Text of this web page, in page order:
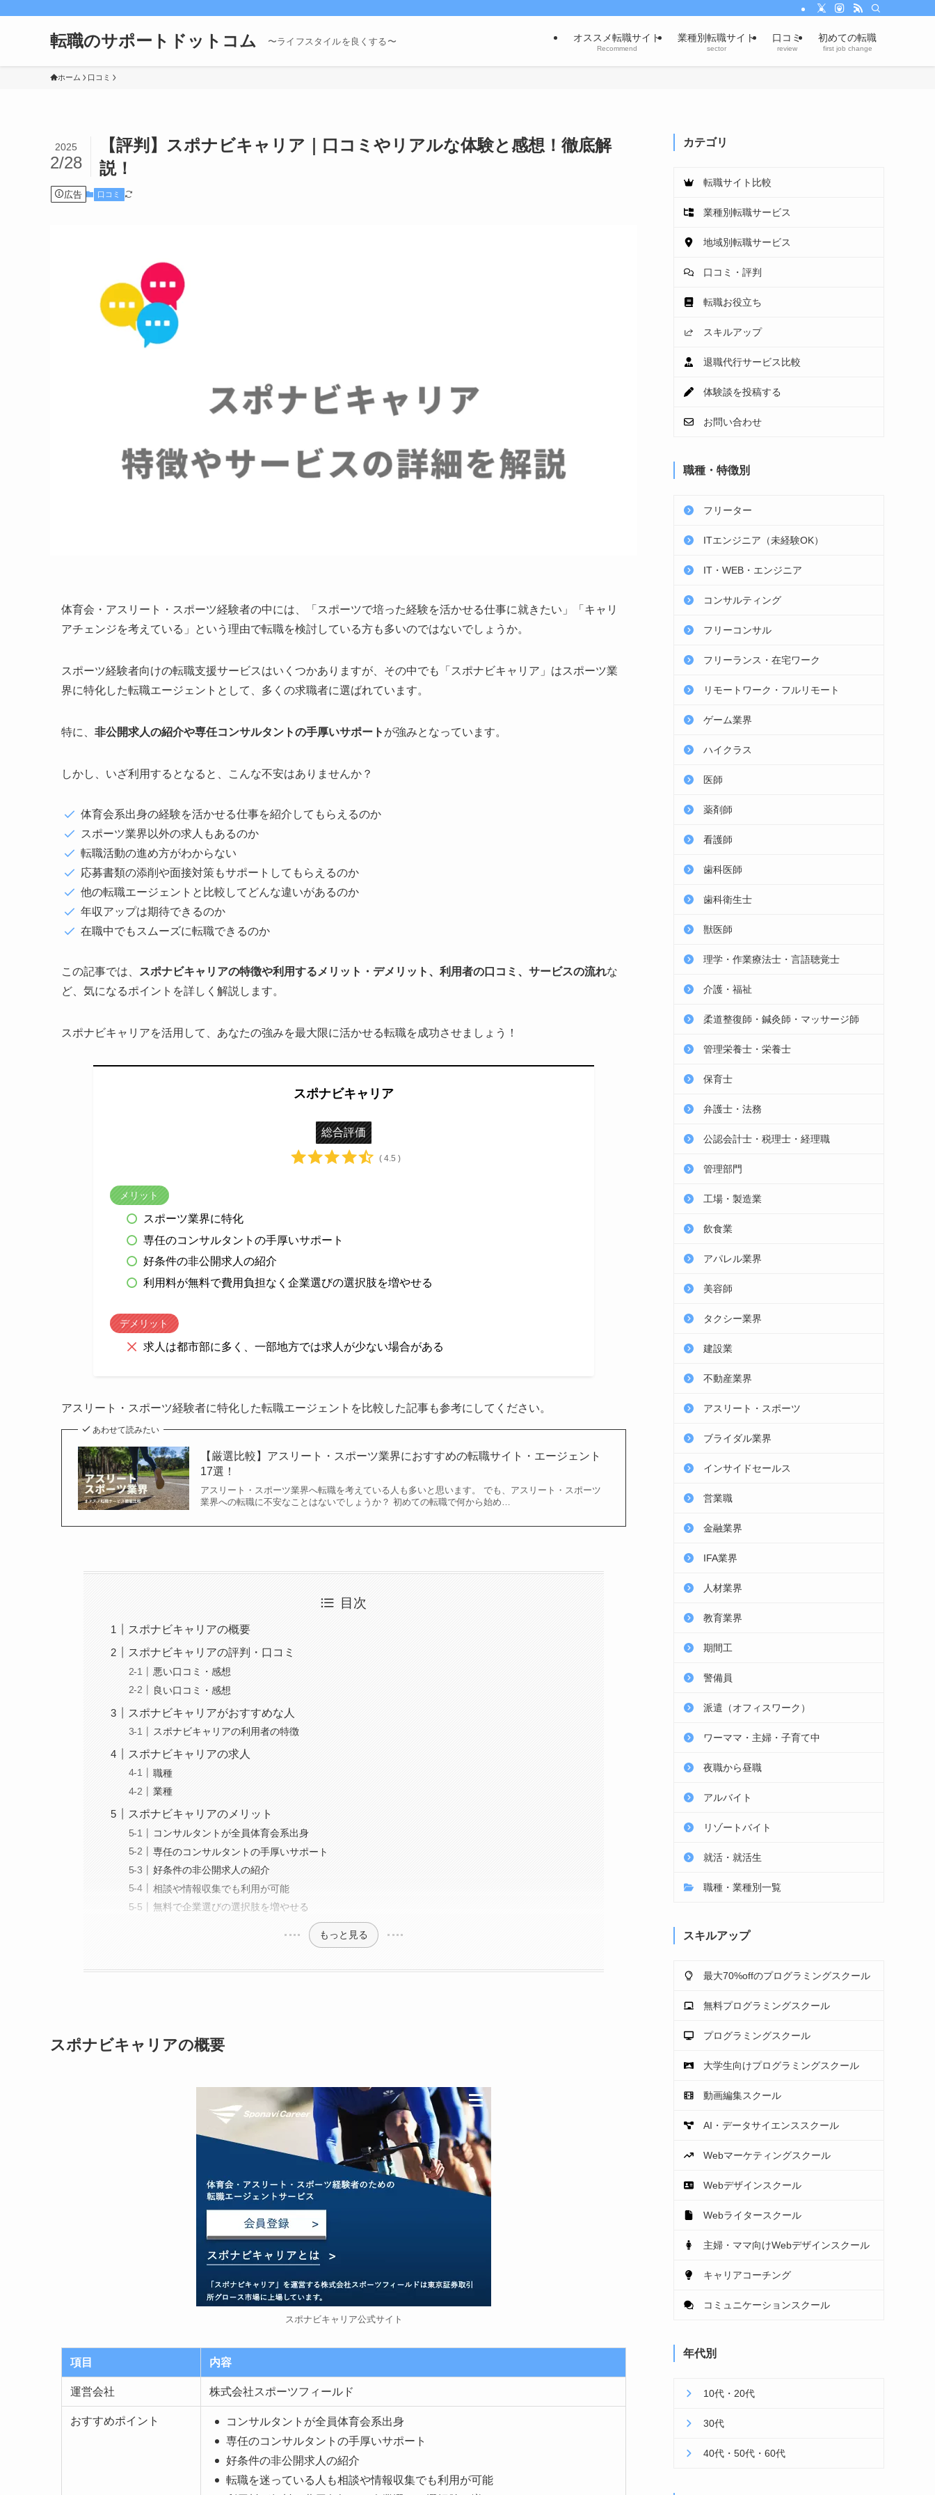
転職のサポートドットコム 〜ライフスタイルを良くする〜 オススメ転職サイト
Recommend
業種別転職サイト
sector
口コミ
review
初めての転職
first job change
ホーム 口コミ
【評判】スポナビキャリア｜口コミやリアルな体験と感想！徹底解
説！
2025
2/28
広告 口コミ
体育会・アスリート・スポーツ経験者の中には、「スポーツで培った経験を活かせる仕事に就きたい」「キャリ
アチェンジを考えている」という理由で転職を検討している方も多いのではないでしょうか。
スポーツ経験者向けの転職支援サービスはいくつかありますが、その中でも「スポナビキャリア」はスポーツ業
界に特化した転職エージェントとして、多くの求職者に選ばれています。
特に、 非公開求人の紹介や専任コンサルタントの手厚いサポート が強みとなっています。
しかし、いざ利用するとなると、こんな不安はありませんか？
体育会系出身の経験を活かせる仕事を紹介してもらえるのか
スポーツ業界以外の求人もあるのか
転職活動の進め方がわからない
応募書類の添削や面接対策もサポートしてもらえるのか
他の転職エージェントと比較してどんな違いがあるのか
年収アップは期待できるのか
在職中でもスムーズに転職できるのか
この記事では、 スポナビキャリアの特徴や利用するメリット・デメリット、利用者の口コミ、サービスの流れな
ど、気になるポイントを詳しく解説します。
スポナビキャリアを活用して、あなたの強みを最大限に活かせる転職を成功させましょう！
スポナビキャリア
総合評価
( 4.5 )
メリット
スポーツ業界に特化
専任のコンサルタントの手厚いサポート
好条件の非公開求人の紹介
利用料が無料で費用負担なく企業選びの選択肢を増やせる
デメリット
求人は都市部に多く、一部地方では求人が少ない場合がある
アスリート・スポーツ経験者に特化した転職エージェントを比較した記事も参考にしてください。
あわせて読みたい
【厳選比較】アスリート・スポーツ業界におすすめの転職サイト・エージェント
17選！
アスリート・スポーツ業界へ転職を考えている人も多いと思います。 でも、アスリート・スポーツ
業界への転職に不安なことはないでしょうか？ 初めての転職で何から始め…
目次
スポナビキャリアの概要
スポナビキャリアの評判・口コミ
悪い口コミ・感想
良い口コミ・感想
スポナビキャリアがおすすめな人
スポナビキャリアの利用者の特徴
スポナビキャリアの求人
職種
業種
スポナビキャリアのメリット
コンサルタントが全員体育会系出身
専任のコンサルタントの手厚いサポート
好条件の非公開求人の紹介
相談や情報収集でも利用が可能
無料で企業選びの選択肢を増やせる
もっと見る
スポナビキャリアの概要
スポナビキャリア公式サイト
項目 内容
運営会社 株式会社スポーツフィールド
おすすめポイント
コンサルタントが全員体育会系出身
専任のコンサルタントの手厚いサポート
好条件の非公開求人の紹介
転職を迷っている人も相談や情報収集でも利用が可能
カテゴリ
転職サイト比較
業種別転職サービス
地域別転職サービス
口コミ・評判
転職お役立ち
スキルアップ
退職代行サービス比較
体験談を投稿する
お問い合わせ
職種・特徴別
フリーター
ITエンジニア（未経験OK）
IT・WEB・エンジニア
コンサルティング
フリーコンサル
フリーランス・在宅ワーク
リモートワーク・フルリモート
ゲーム業界
ハイクラス
医師
薬剤師
看護師
歯科医師
歯科衛生士
獣医師
理学・作業療法士・言語聴覚士
介護・福祉
柔道整復師・鍼灸師・マッサージ師
管理栄養士・栄養士
保育士
弁護士・法務
公認会計士・税理士・経理職
管理部門
工場・製造業
飲食業
アパレル業界
美容師
タクシー業界
建設業
不動産業界
アスリート・スポーツ
ブライダル業界
インサイドセールス
営業職
金融業界
IFA業界
人材業界
教育業界
期間工
警備員
派遣（オフィスワーク）
ワーママ・主婦・子育て中
夜職から昼職
アルバイト
リゾートバイト
就活・就活生
職種・業種別一覧
スキルアップ
最大70%offのプログラミングスクール
無料プログラミングスクール
プログラミングスクール
大学生向けプログラミングスクール
動画編集スクール
AI・データサイエンススクール
Webマーケティングスクール
Webデザインスクール
Webライタースクール
主婦・ママ向けWebデザインスクール
キャリアコーチング
コミュニケーションスクール
年代別
10代・20代
30代
40代・50代・60代